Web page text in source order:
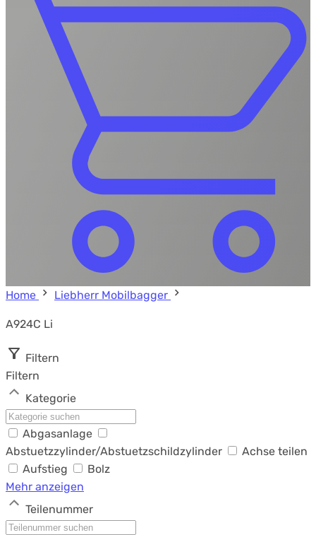
Home
Liebherr Mobilbagger
A924C Li
Filtern
Filtern
Kategorie
Abgasanlage
Abstuetzzylinder/Abstuetzschildzylinder
Achse teilen
Aufstieg
Bolz
Mehr anzeigen
Teilenummer